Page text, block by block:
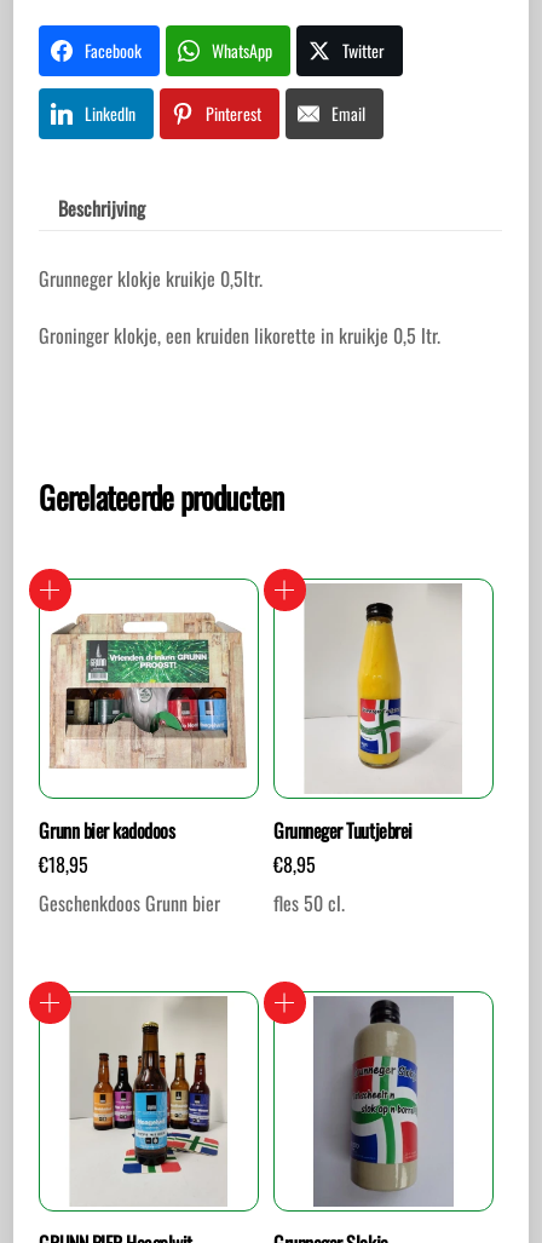
Facebook WhatsApp Twitter
LinkedIn Pinterest Email
Beschrijving
Grunneger klokje kruikje 0,5ltr.
Groninger klokje, een kruiden likorette in kruikje 0,5 ltr.
Gerelateerde producten
Grunn bier kadodoos
€18,95
Geschenkdoos Grunn bier
Grunneger Tuutjebrei
€8,95
fles 50 cl.